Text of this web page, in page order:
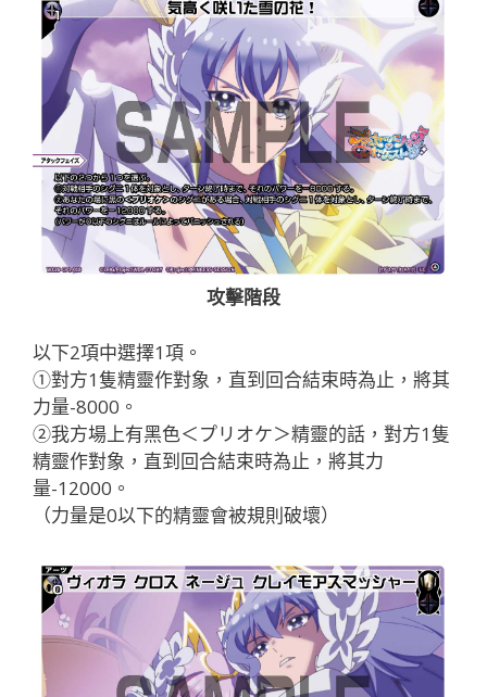
攻擊階段
以下2項中選擇1項。
①對方1隻精靈作對象，直到回合結束時為止，將其
力量-8000。
②我方場上有黑色＜プリオケ＞精靈的話，對方1隻
精靈作對象，直到回合結束時為止，將其力
量-12000。
（力量是0以下的精靈會被規則破壞）